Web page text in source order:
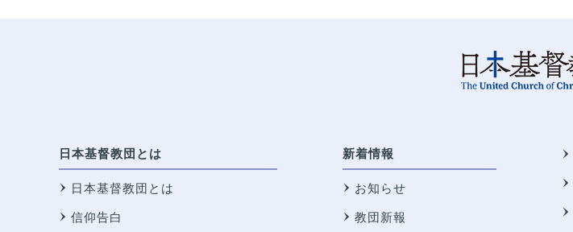
日本基督教団とは
日本基督教団とは
信仰告白
新着情報
お知らせ
教団新報